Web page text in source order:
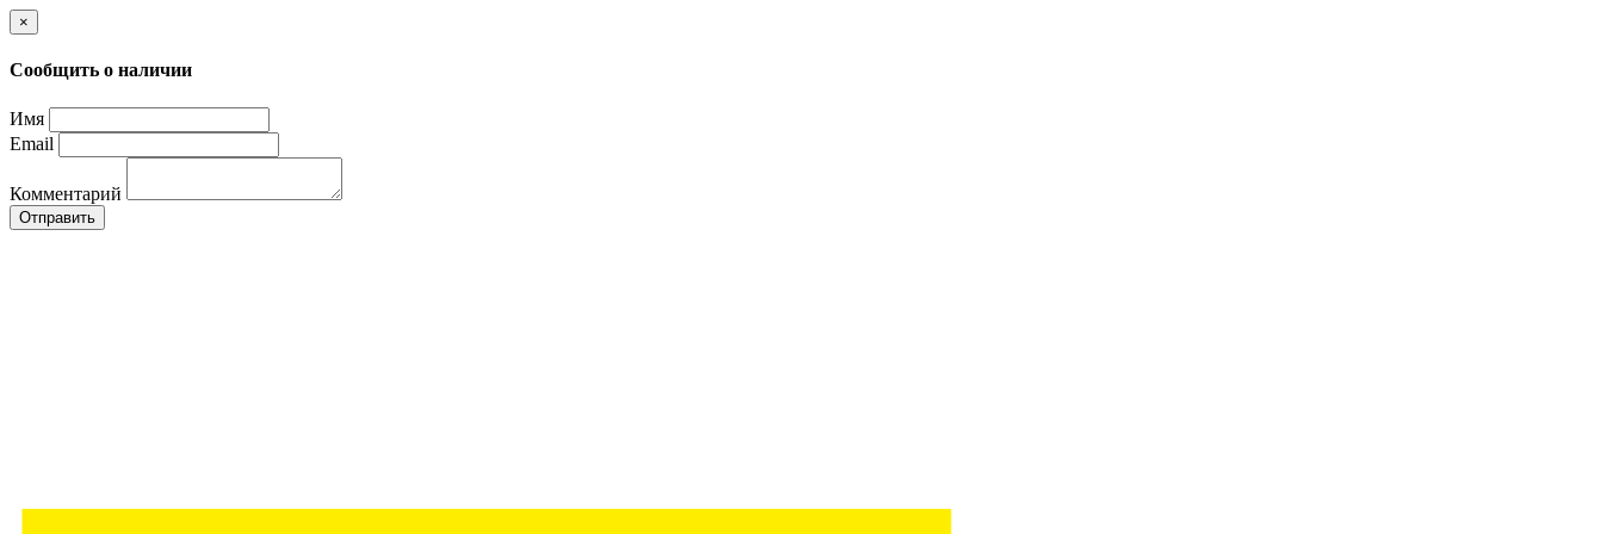
×
Сообщить о наличии
Имя
Email
Комментарий
Отправить